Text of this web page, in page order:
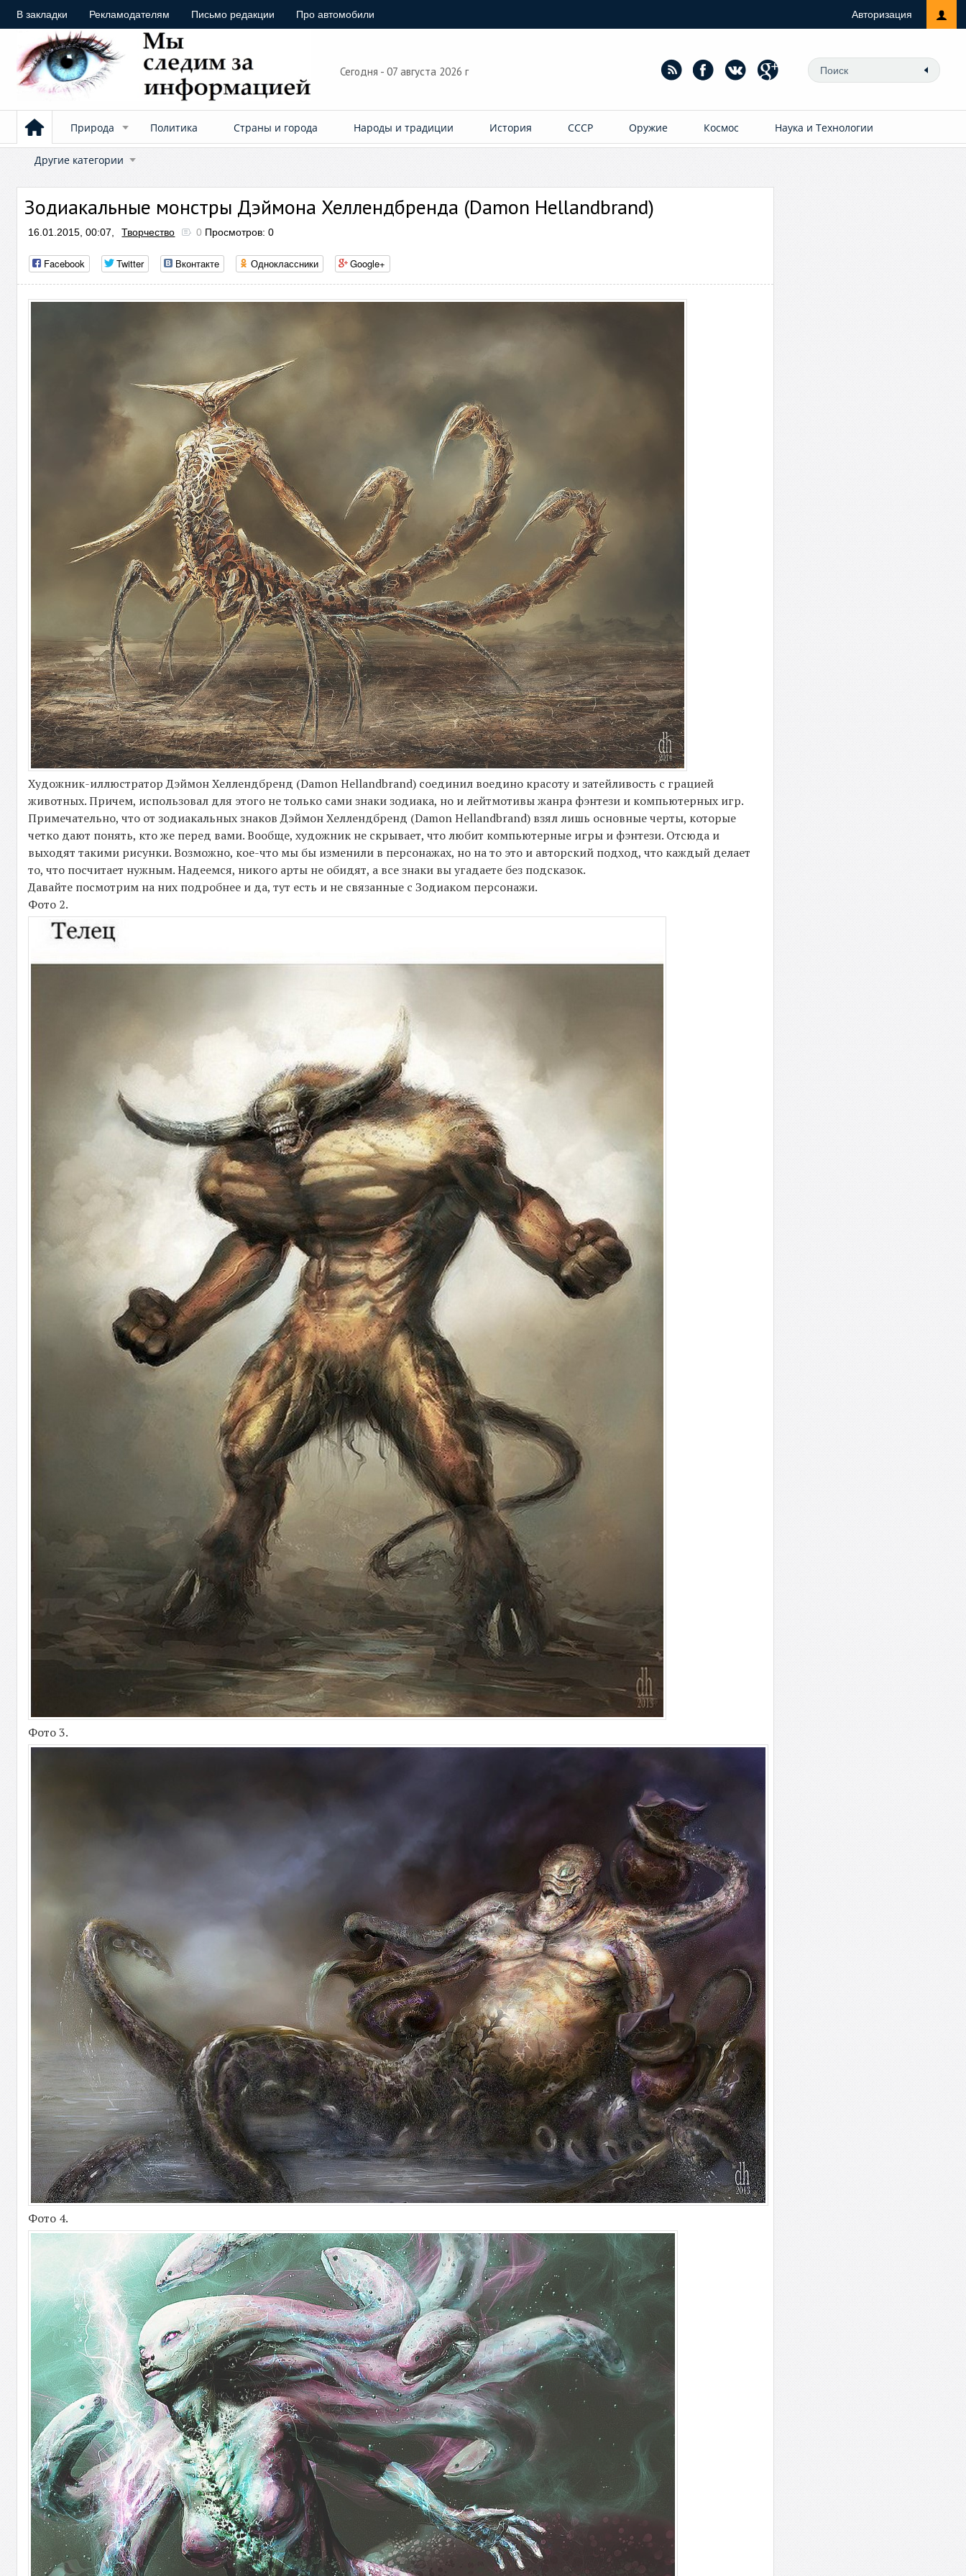
В закладки Рекламодателям Письмо редакции Про автомобили Авторизация
Сегодня - 07 августа 2026 г
Природа Политика Страны и города Народы и традиции История СССР Оружие Космос Наука и Технологии
Другие категории
Зодиакальные монстры Дэймона Хеллендбренда (Damon Hellandbrand)
16.01.2015, 00:07, Творчество 0 Просмотров: 0
Facebook Twitter Вконтакте Одноклассники Google+
Художник-иллюстратор Дэймон Хеллендбренд (Damon Hellandbrand) соединил воедино красоту и затейливость с грацией
животных. Причем, использовал для этого не только сами знаки зодиака, но и лейтмотивы жанра фэнтези и компьютерных игр.
Примечательно, что от зодиакальных знаков Дэймон Хеллендбренд (Damon Hellandbrand) взял лишь основные черты, которые
четко дают понять, кто же перед вами. Вообще, художник не скрывает, что любит компьютерные игры и фэнтези. Отсюда и
выходят такими рисунки. Возможно, кое-что мы бы изменили в персонажах, но на то это и авторский подход, что каждый делает
то, что посчитает нужным. Надеемся, никого арты не обидят, а все знаки вы угадаете без подсказок.
Давайте посмотрим на них подробнее и да, тут есть и не связанные с Зодиаком персонажи.
Фото 2.
Фото 3.
Фото 4.